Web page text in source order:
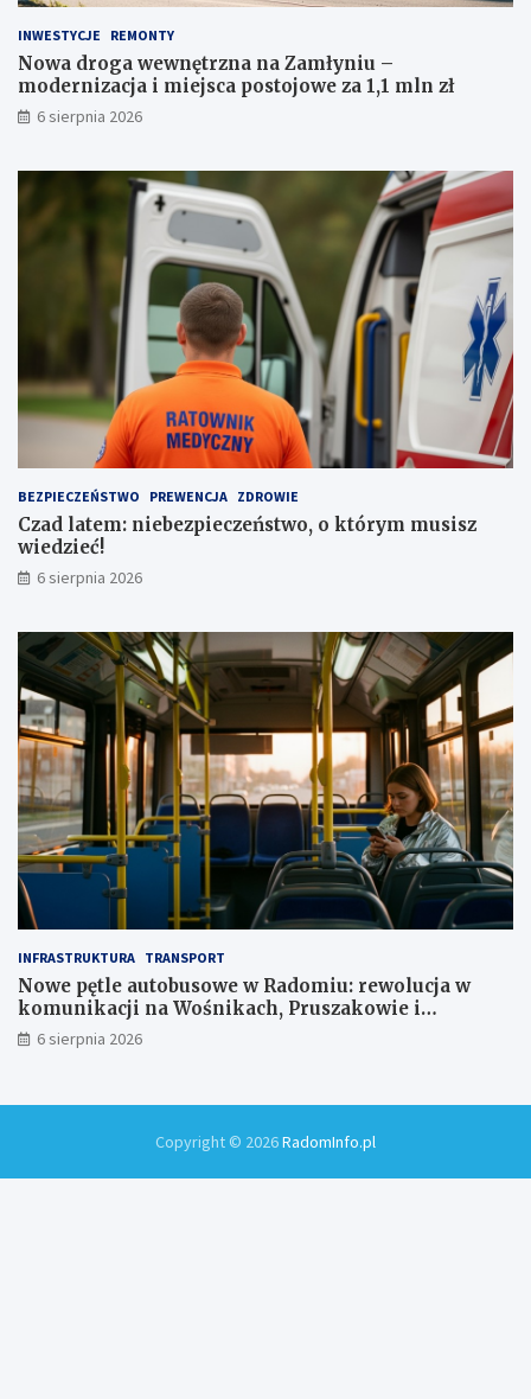
z
z
a
k
a
z
p
i
a
a
j
a
i
m
i
e
c
w
e
,
1
m
l
ł
INWESTYCJE REMONTY
Nowa droga wewnętrzna na Zamłyniu –
modernizacja i miejsca postojowe za 1,1 mln zł
6 sierpnia 2026
BEZPIECZEŃSTWO PREWENCJA ZDROWIE
Czad latem: niebezpieczeństwo, o którym musisz
wiedzieć!
6 sierpnia 2026
INFRASTRUKTURA TRANSPORT
Nowe pętle autobusowe w Radomiu: rewolucja w
komunikacji na Wośnikach, Pruszakowie i
Zamłyniu
6 sierpnia 2026
Copyright © 2026RadomInfo.pl